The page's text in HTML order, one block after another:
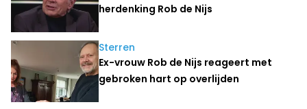
herdenking Rob de Nijs
Sterren
Ex-vrouw Rob de Nijs reageert met
gebroken hart op overlijden